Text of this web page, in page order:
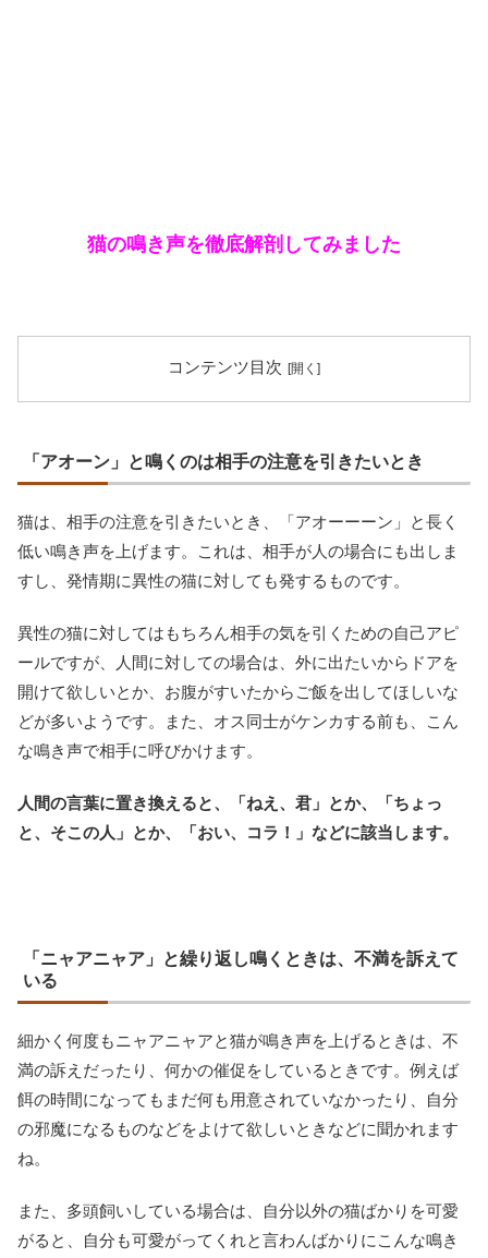
猫の鳴き声を徹底解剖してみました
コンテンツ目次
「アオーン」と鳴くのは相手の注意を引きたいとき
猫は、相手の注意を引きたいとき、「アオーーーン」と長く
低い鳴き声を上げます。これは、相手が人の場合にも出しま
すし、発情期に異性の猫に対しても発するものです。
異性の猫に対してはもちろん相手の気を引くための自己アピ
ールですが、人間に対しての場合は、外に出たいからドアを
開けて欲しいとか、お腹がすいたからご飯を出してほしいな
どが多いようです。また、オス同士がケンカする前も、こん
な鳴き声で相手に呼びかけます。
人間の言葉に置き換えると、「ねえ、君」とか、「ちょっ
と、そこの人」とか、「おい、コラ！」などに該当します。
「ニャアニャア」と繰り返し鳴くときは、不満を訴えて
いる
細かく何度もニャアニャアと猫が鳴き声を上げるときは、不
満の訴えだったり、何かの催促をしているときです。例えば
餌の時間になってもまだ何も用意されていなかったり、自分
の邪魔になるものなどをよけて欲しいときなどに聞かれます
ね。
また、多頭飼いしている場合は、自分以外の猫ばかりを可愛
がると、自分も可愛がってくれと言わんばかりにこんな鳴き